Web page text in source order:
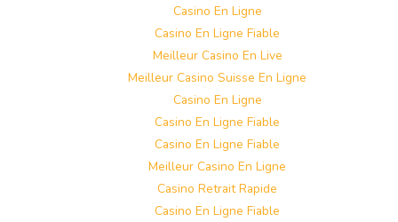
Casino En Ligne
Casino En Ligne Fiable
Meilleur Casino En Live
Meilleur Casino Suisse En Ligne
Casino En Ligne
Casino En Ligne Fiable
Casino En Ligne Fiable
Meilleur Casino En Ligne
Casino Retrait Rapide
Casino En Ligne Fiable